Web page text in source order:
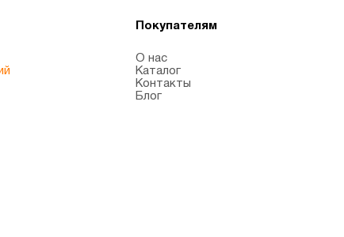
Покупателям
О нас
Каталог
Контакты
Блог